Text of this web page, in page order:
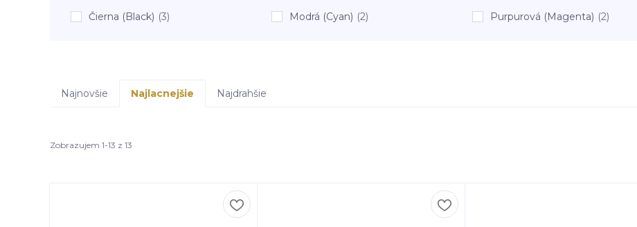
Čierna (Black) (3) Modrá (Cyan) (2) Purpurová (Magenta) (2)
Najnovšie Najlacnejšie Najdrahšie
Zobrazujem 1-13 z 13